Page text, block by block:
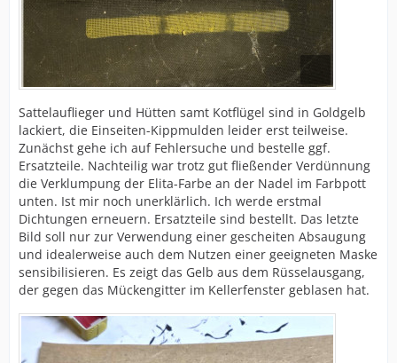
Sattelauflieger und Hütten samt Kotflügel sind in Goldgelb
lackiert, die Einseiten-Kippmulden leider erst teilweise.
Zunächst gehe ich auf Fehlersuche und bestelle ggf.
Ersatzteile. Nachteilig war trotz gut fließender Verdünnung
die Verklumpung der Elita-Farbe an der Nadel im Farbpott
unten. Ist mir noch unerklärlich. Ich werde erstmal
Dichtungen erneuern. Ersatzteile sind bestellt. Das letzte
Bild soll nur zur Verwendung einer gescheiten Absaugung
und idealerweise auch dem Nutzen einer geeigneten Maske
sensibilisieren. Es zeigt das Gelb aus dem Rüsselausgang,
der gegen das Mückengitter im Kellerfenster geblasen hat.